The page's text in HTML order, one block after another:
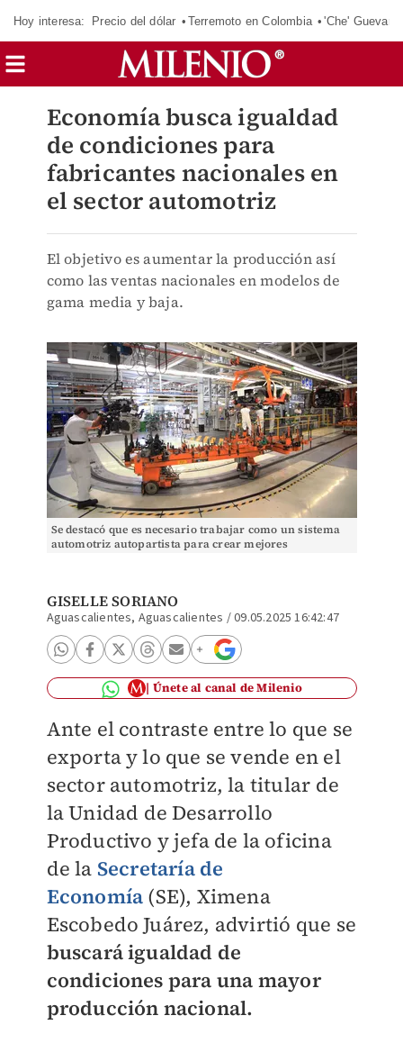
Hoy interesa: Precio del dólar Terremoto en Colombia 'Che' Guevara
Economía busca igualdad
de condiciones para
fabricantes nacionales en
el sector automotriz
El objetivo es aumentar la producción así
como las ventas nacionales en modelos de
gama media y baja.
Se destacó que es necesario trabajar como un sistema
automotriz autopartista para crear mejores
GISELLE SORIANO
Aguascalientes, Aguascalientes /09.05.2025 16:42:47
Únete al canal de Milenio
Ante el contraste entre lo que se
exporta y lo que se vende en el
sector automotriz, la titular de
la Unidad de Desarrollo
Productivo y jefa de la oficina
de la Secretaría de
Economía (SE), Ximena
Escobedo Juárez, advirtió que se
buscará igualdad de
condiciones para una mayor
producción nacional.